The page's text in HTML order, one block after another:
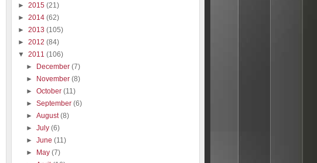
► 2015 (21)
► 2014 (62)
► 2013 (105)
► 2012 (84)
▼ 2011 (106)
►
December(7)
►
November(8)
►October(11)
►September(6)
►August(8)
►July(6)
►June(11)
►
May(7)